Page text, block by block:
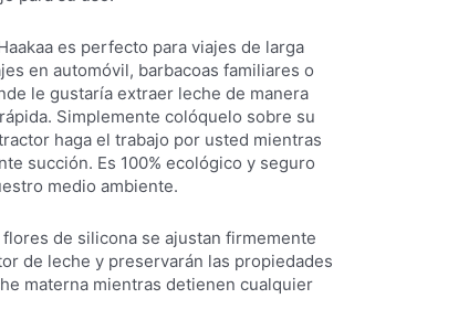
es perfecto para viajes de larga
en automóvil, barbacoas familiares o
le gustaría extraer leche de manera
Simplemente colóquelo sobre su
haga el trabajo por usted mientras
succión. Es 100% ecológico y seguro
medio ambiente.
flores de silicona se ajustan firmemente
de leche y preservarán las propiedades
materna mientras detienen cualquier